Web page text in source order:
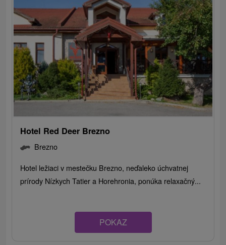
Hotel Red Deer Brezno
Brezno
Hotel ležiaci v mestečku Brezno, neďaleko úchvatnej
prírody Nízkych Tatier a Horehronia, ponúka relaxačný...
POKAZ